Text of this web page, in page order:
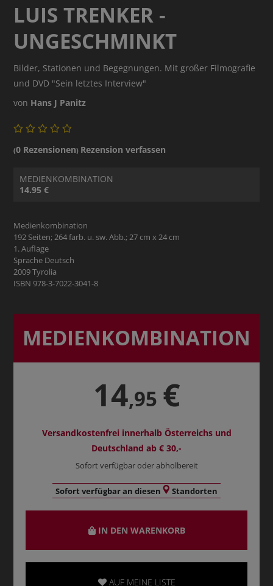
LUIS TRENKER -
UNGESCHMINKT
Bilder, Stationen und Begegnungen. Mit großer Filmografie
und DVD "Sein letztes Interview"
von Hans J Panitz
(0 Rezensionen) Rezension verfassen
MEDIENKOMBINATION
14.95 €
Medienkombination
192 Seiten; 264 farb. u. sw. Abb.; 27 cm x 24 cm
1. Auflage
Sprache Deutsch
2009 Tyrolia
ISBN 978-3-7022-3041-8
MEDIENKOMBINATION
14,95 €
Versandkostenfrei innerhalb Österreichs und
Deutschland ab € 30,-
Sofort verfügbar oder abholbereit
Sofort verfügbar an diesen Standorten
IN DEN WARENKORB
AUF MEINE LISTE